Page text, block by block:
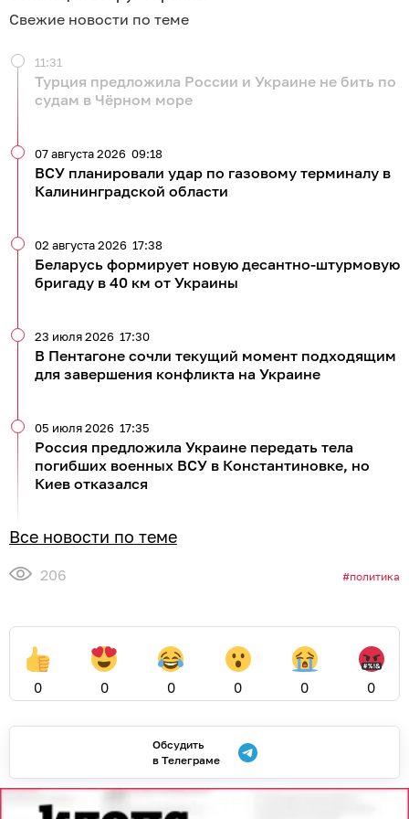
Свежие новости по теме
Турция предложила России и Украине не бить по
судам в Чёрном море
11:31
ВСУ планировали удар по газовому терминалу в
Калининградской области
07 августа 2026 09:18
Беларусь формирует новую десантно-штурмовую
бригаду в 40 км от Украины
02 августа 2026 17:38
В Пентагоне сочли текущий момент подходящим
для завершения конфликта на Украине
23 июля 2026 17:30
Россия предложила Украине передать тела
погибших военных ВСУ в Константиновке, но
Киев отказался
05 июля 2026 17:35
Все новости по теме
206 политика
0 0 0 0 0 0
Обсудить
в Телеграме